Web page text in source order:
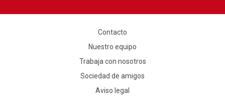
Contacto
Nuestro equipo
Trabaja con nosotros
Sociedad de amigos
Aviso legal